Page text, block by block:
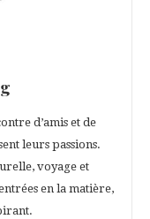
d’amis et de
leurs passions.
voyage et
en la matière,